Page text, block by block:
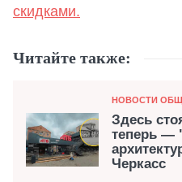
скидками.
Читайте также:
Категория
НОВОСТИ
Здесь
теперь —
Черкасс